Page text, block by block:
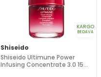
KARGO
BEDAVA
Shiseido
Shiseido Ultimune Power
Infusing Concentrate 3.0 15